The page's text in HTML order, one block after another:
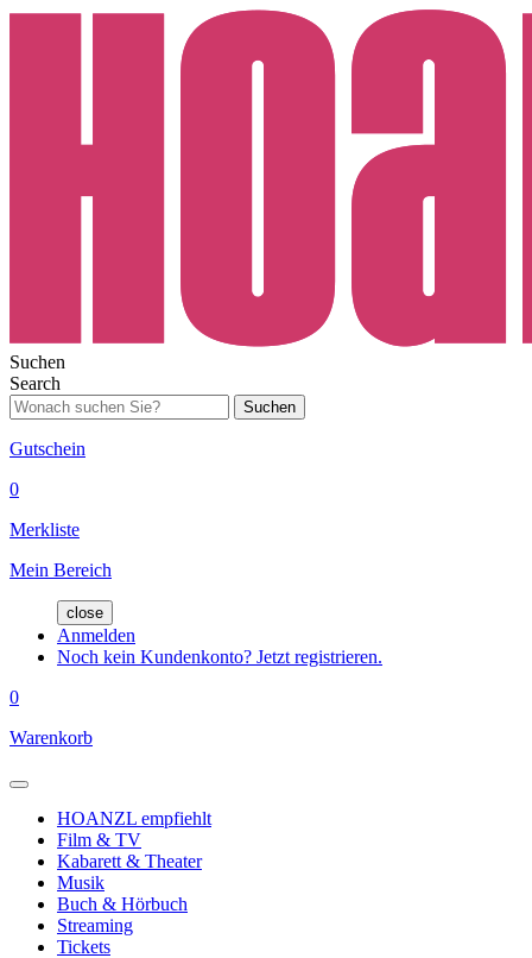
Suchen
Search
Suchen
Gutschein
0
Merkliste
Mein Bereich
close
Anmelden
Noch kein Kundenkonto? Jetzt registrieren.
0
Warenkorb
HOANZL empfiehlt
Film & TV
Kabarett & Theater
Musik
Buch & Hörbuch
Streaming
Tickets